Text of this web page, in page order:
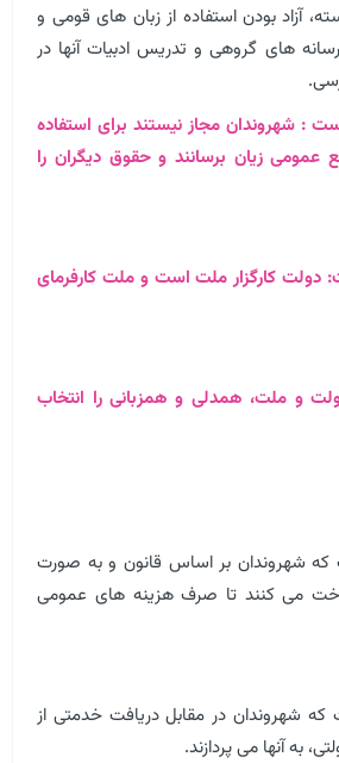
آزاد بودن استفاده از زبان های قومی و
های گروهی و تدریس ادبیات آنها در
: شهروندان مجاز نیستند برای استفاده
عمومی زیان برسانند و حقوق دیگران را
دولت کارگزار ملت است و ملت کارفرمای
و ملت، همدلی و همزبانی را انتخاب
که شهروندان بر اساس قانون و به صورت
می کنند تا صرف هزینه های عمومی
شهروندان در مقابل دریافت خدمتی از
به آنها می پردازند.